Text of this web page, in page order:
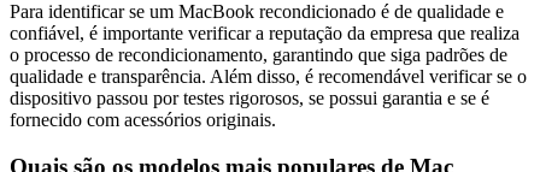
Para identificar se um MacBook recondicionado é de qualidade e
confiável, é importante verificar a reputação da empresa que realiza
o processo de recondicionamento, garantindo que siga padrões de
qualidade e transparência. Além disso, é recomendável verificar se o
dispositivo passou por testes rigorosos, se possui garantia e se é
fornecido com acessórios originais.
Quais são os modelos mais populares de Mac